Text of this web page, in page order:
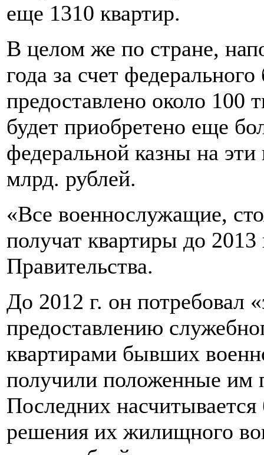
еще 1310 квартир.
В целом же по стране,
года за счет
предоставлено около 100
будет приобретено еще
федеральной казны на
млрд. рублей.
«Все военнослужащие,
получат квартиры до 2013
Правительства.
До 2012 г. он потребовал
предоставлению
квартирами бывших
получили положенные им
Последних
решения их жилищного